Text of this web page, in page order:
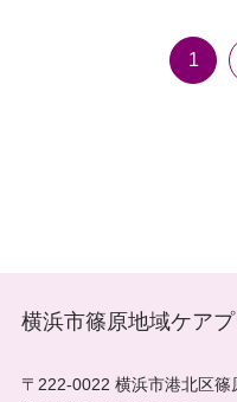
1
横浜市篠原地域ケア
〒222-0022 横浜市港北区篠